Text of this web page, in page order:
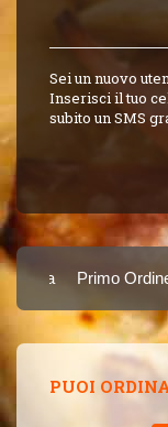
Sei un nuovo
Inserisci il tuo
subito un SMS
Primo Ordine
PUOI